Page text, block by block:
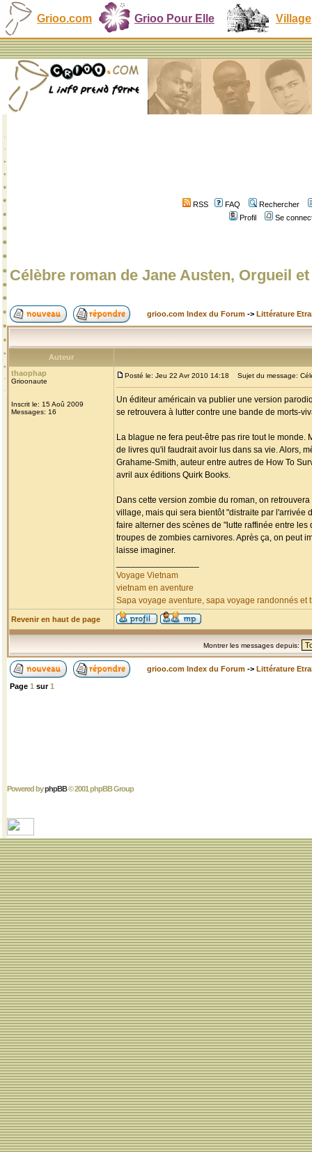
Grioo.com Grioo Pour Elle Village
RSS FAQ
Rechercher
Profil
Se
Célèbre roman de Jane Austen, Orgueil
grioo.com Index du Forum -> Littérature
Auteur
thaophap
Grioonaute
Inscrit le: 15 Aoû 2009
Messages: 16
Posté le: Jeu 22 Avr 2010 14:18 Sujet du message:
Un éditeur américain va publier une version
se retrouvera à lutter contre une bande de morts-
La blague ne fera peut-être pas rire tout le
de livres qu'il faudrait avoir lus dans sa vie. Alors,
Grahame-Smith, auteur entre autres de How To
avril aux éditions Quirk Books.
Dans cette version zombie du roman, on
village, mais qui sera bientôt "distraite par l'arrivée
faire alterner des scènes de "lutte raffinée entre
troupes de zombies carnivores. Après ça, on peut
laisse imaginer.
Voyage Vietnam
vietnam en aventure
Sapa voyage aventure, sapa voyage randonnés et
Revenir en haut de page
Montrer les messages depuis:
grioo.com Index du Forum -> Littérature
Page 1 sur1
Powered byphpBB© 2001 phpBB Group